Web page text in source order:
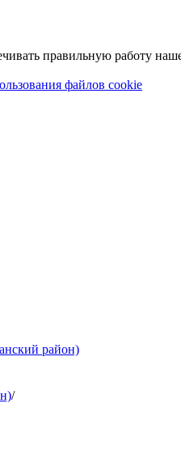
правильную работу
файлов cookie
район)
/